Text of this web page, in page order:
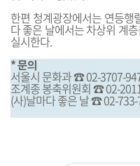
한편 청계광장에서는 연등행
다 좋은 날에서는 차상위 계
실시한다.
* 문의
서울시 문화과 ☎ 02-3707-
조계종 봉축위원회 ☎ 02-
(사)날마다 좋은 날 ☎ 02-